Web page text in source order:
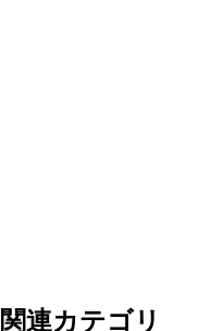
関連カテゴリ